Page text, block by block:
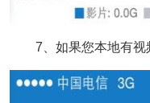
7、如果您本地有视